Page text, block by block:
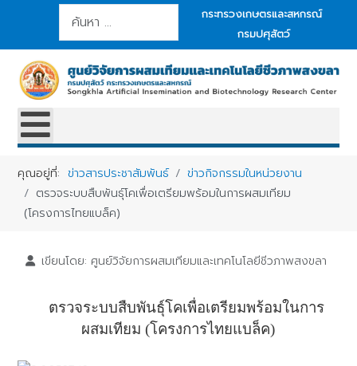
การค้นหา
กระทรวงเกษตรและสหกรณ์
กรมปศุสัตว์
คุณอยู่ที่:ข่าวสารประชาสัมพันธ์
ข่าวกิจกรรมในหน่วยงาน
ตรวจระบบสืบพันธุ์โคเพื่อเตรียมพร้อมในการผสมเทียม
(โครงการไทยแบล็ค)
เขียนโดย: ศูนย์วิจัยการผสมเทียมและเทคโนโลยีชีวภาพสงขลา
ตรวจระบบสืบพันธุ์โคเพื่อเตรียมพร้อมในการ
ผสมเทียม (โครงการไทยแบล็ค)